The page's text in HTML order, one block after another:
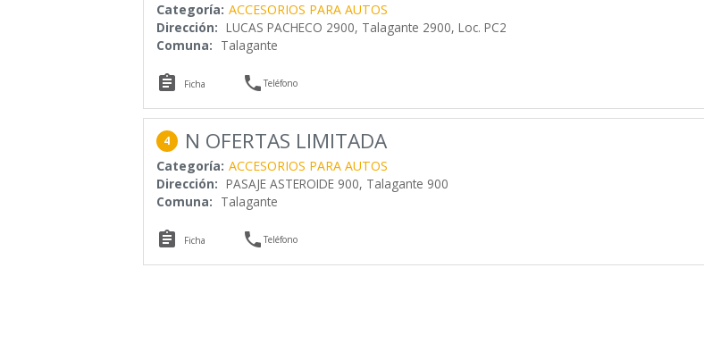
Categoría: ACCESORIOS PARA AUTOS
Dirección: LUCAS PACHECO 2900, Talagante 2900, Loc. PC2
Comuna: Talagante
 Ficha Teléfono
4 N OFERTAS LIMITADA
Categoría: ACCESORIOS PARA AUTOS
Dirección: PASAJE ASTEROIDE 900, Talagante 900
Comuna: Talagante
 Ficha Teléfono